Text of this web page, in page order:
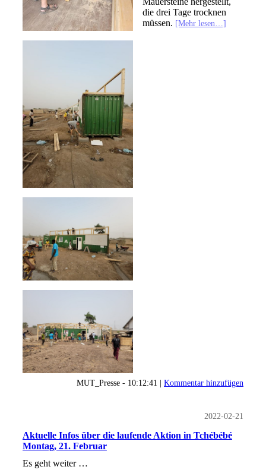
die drei Tage trocknen
müssen. [Mehr lesen…]
MUT_Presse - 10:12:41 |Kommentar hinzufügen
2022-02-21
Aktuelle Infos über die laufende Aktion in Tchébébé
Montag, 21. Februar
Es geht weiter …